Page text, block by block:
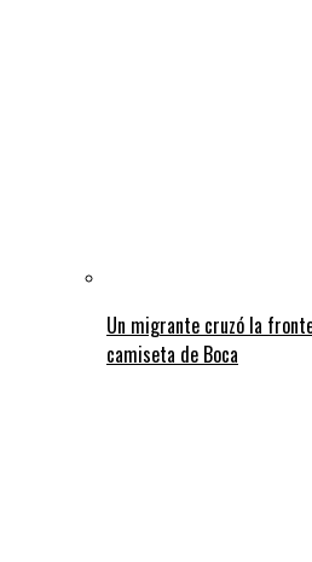
Un migrante cruzó la
camiseta de Boca